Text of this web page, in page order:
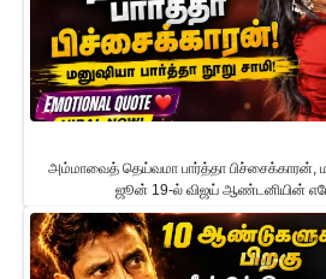
அம்மாவைத் தெய்வமா பார்த்தா பிச்சைக்காரன்,
ஜூன் 19-ல் விஜய் ஆண்டனியின்